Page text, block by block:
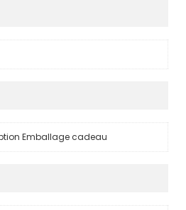
Emballage cadeau